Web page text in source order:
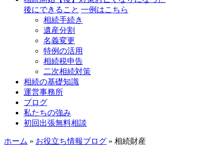
後にできること 一例はこちら
相続手続き
遺産分割
名義変更
特例の活用
相続税申告
二次相続対策
相続の基礎知識
運営事務所
ブログ
私たちの強み
初回出張無料相談
ホーム » お役立ち情報ブログ » 相続財産